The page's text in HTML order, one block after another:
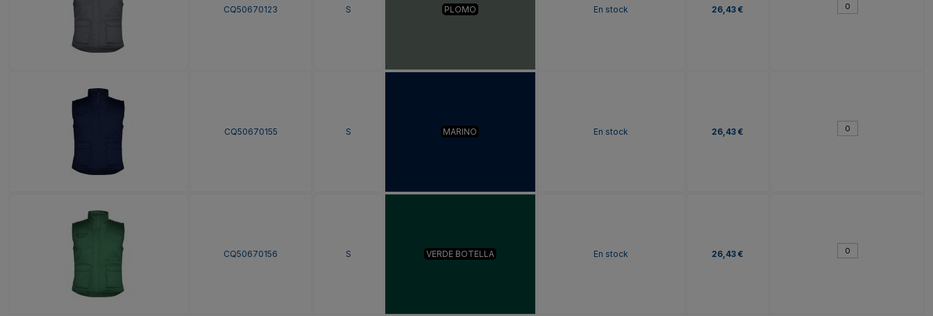
CQ50670123 S PLOMO En stock 26,43 €
CQ50670155 S MARINO En stock 26,43 €
CQ50670156 S VERDE BOTELLA En stock 26,43 €